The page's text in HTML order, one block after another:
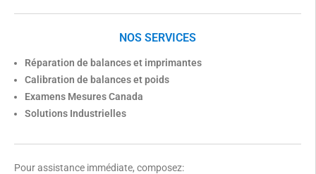
NOS SERVICES
Réparation de balances et imprimantes
Calibration de balances et poids
Examens Mesures Canada
Solutions Industrielles
Pour assistance immédiate, composez: